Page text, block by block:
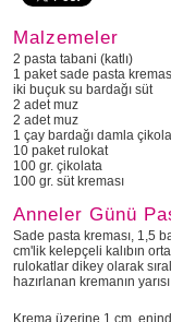
Malzemeler
2 pasta tabani (katlı)
1 paket sade pasta
iki buçuk su bardağı süt
2 adet muz
2 adet muz
1 çay bardağı damla
10 paket rulokat
100 gr. çikolata
100 gr. süt kreması
Anneler Günü
Sade pasta kreması, 1,5
cm'lik kelepçeli kalıbın
rulokatlar dikey olarak
hazırlanan kremanın
Krema üzerine 1 cm.